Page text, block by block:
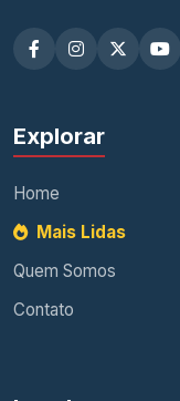
Explorar
Home
Mais Lidas
Quem Somos
Contato